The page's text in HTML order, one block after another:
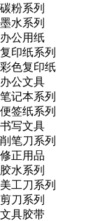
碳粉系列
墨水系列
办公用纸
复印纸系列
彩色复印纸
办公文具
笔记本系列
便签纸系列
书写文具
削笔刀系列
修正用品
胶水系列
美工刀系列
剪刀系列
文具胶带